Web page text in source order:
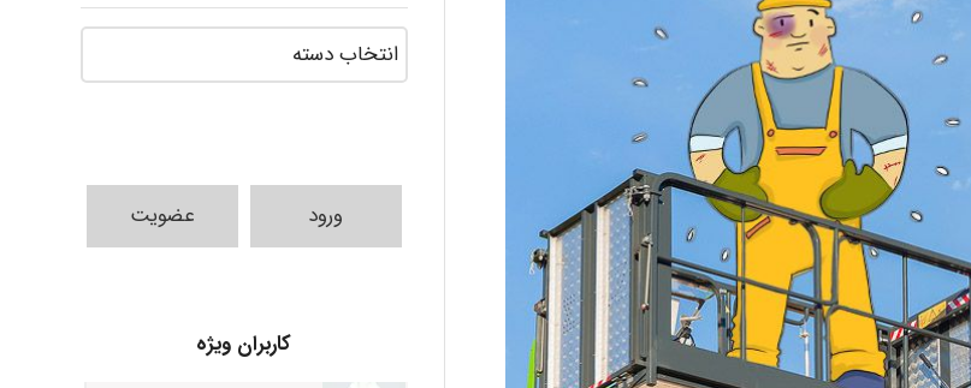
ورود عضویت
کاربران ویژه